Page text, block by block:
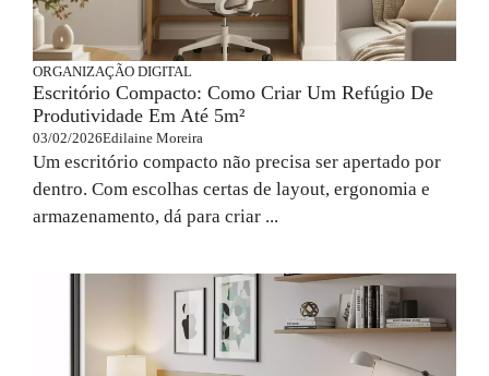
ORGANIZAÇÃO DIGITAL
Escritório Compacto: Como Criar Um Refúgio De
Produtividade Em Até 5m²
03/02/2026Edilaine Moreira
Um escritório compacto não precisa ser apertado por
dentro. Com escolhas certas de layout, ergonomia e
armazenamento, dá para criar ...